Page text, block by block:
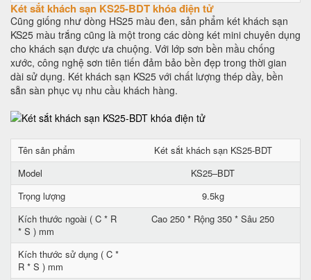
Két sắt khách sạn KS25-BDT khóa điện tử
Cũng giống như dòng HS25 màu đen, sản phẩm két khách sạn
KS25 màu trắng cũng là một trong các dòng két mini chuyên dụng
cho khách sạn được ưa chuộng. Với lớp sơn bền mầu chống
xước, công nghệ sơn tiên tiến đảm bảo bền đẹp trong thời gian
dài sử dụng. Két khách sạn KS25 với chất lượng thép dầy, bền
sẵn sàn phục vụ nhu cầu khách hàng.
Tên sản phẩm
Két sắt khách sạn KS25-BDT
Model
KS25–BDT
Trọng lượng
9.5kg
Kích thước ngoài ( C * R
* S ) mm
Cao 250 * Rộng 350 * Sâu 250
Kích thước sử dụng ( C *
R * S ) mm